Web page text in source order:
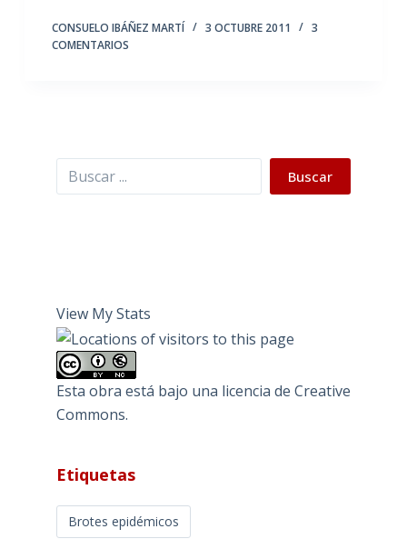
CONSUELO IBÁÑEZ MARTÍ 3 OCTUBRE 2011
3
COMENTARIOS
Buscar Buscar
View My Stats
Esta obra está bajo una licencia de Creative
Commons.
Etiquetas
Brotes epidémicos